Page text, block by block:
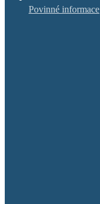
Povinné informace